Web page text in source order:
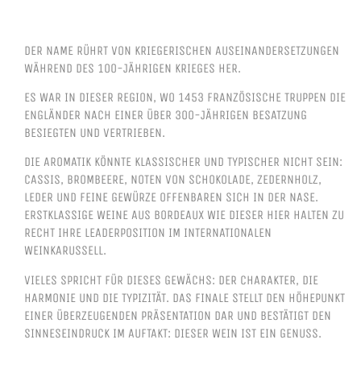
DER NAME RÜHRT VON KRIEGERISCHEN AUSEINANDERSETZUNGEN
WÄHREND DES 100-JÄHRIGEN KRIEGES HER.
ES WAR IN DIESER REGION, WO 1453 FRANZÖSISCHE TRUPPEN DIE
ENGLÄNDER NACH EINER ÜBER 300-JÄHRIGEN BESATZUNG
BESIEGTEN UND VERTRIEBEN.
DIE AROMATIK KÖNNTE KLASSISCHER UND TYPISCHER NICHT SEIN:
CASSIS, BROMBEERE, NOTEN VON SCHOKOLADE, ZEDERNHOLZ,
LEDER UND FEINE GEWÜRZE OFFENBAREN SICH IN DER NASE.
ERSTKLASSIGE WEINE AUS BORDEAUX WIE DIESER HIER HALTEN ZU
RECHT IHRE LEADERPOSITION IM INTERNATIONALEN
WEINKARUSSELL.
VIELES SPRICHT FÜR DIESES GEWÄCHS: DER CHARAKTER, DIE
HARMONIE UND DIE TYPIZITÄT. DAS FINALE STELLT DEN HÖHEPUNKT
EINER ÜBERZEUGENDEN PRÄSENTATION DAR UND BESTÄTIGT DEN
SINNESEINDRUCK IM AUFTAKT: DIESER WEIN IST EIN GENUSS.